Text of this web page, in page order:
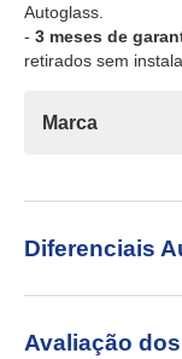
Autoglass.
- 3 meses de
retirados sem
Marca
Diferenciais
Avaliação